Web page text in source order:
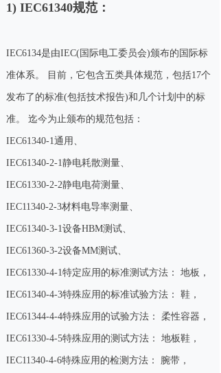
1) IEC61340规范：
IEC6134是由IEC(国际电工委员会)颁布的国际标
准体系。 目前，它包含五类具体规范，包括17个
发布了的标准(包括技术报告)和几个计划中的标
准。 迄今为止颁布的规范包括：
IEC61340-1通用、
IEC61340-2-1静电耗散测量、
IEC61330-2-2静电电荷测量、
IEC11340-2-3材料电导率测量、
IEC61340-3-1设备HBM测试、
IEC61360-3-2设备MM测试、
IEC61330-4-1特定应用的标准测试方法： 地板，
IEC61340-4-3特殊应用的标准试验方法： 鞋，
IEC61344-4-4特殊应用的试验方法： 柔性容器，
IEC61330-4-5特殊应用的测试方法： 地板鞋，
IEC11340-4-6特殊应用的检测方法： 腕带，